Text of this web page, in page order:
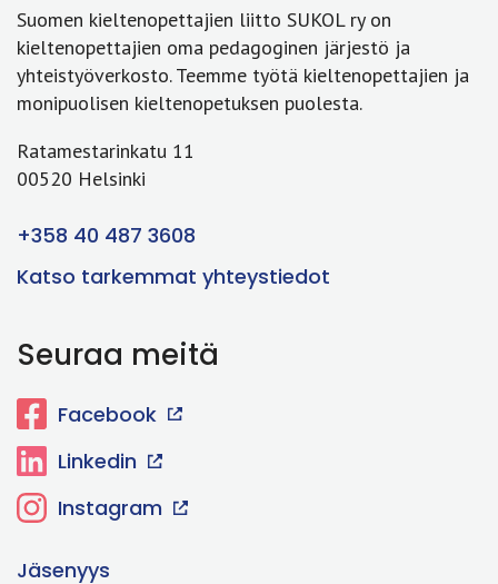
Suomen kieltenopettajien liitto SUKOL ry on
kieltenopettajien oma pedagoginen järjestö ja
yhteistyöverkosto. Teemme työtä kieltenopettajien ja
monipuolisen kieltenopetuksen puolesta.
Ratamestarinkatu 11
00520 Helsinki
+358 40 487 3608
Katso tarkemmat yhteystiedot
Seuraa meitä
Facebook
Linkedin
Instagram
Jäsenyys